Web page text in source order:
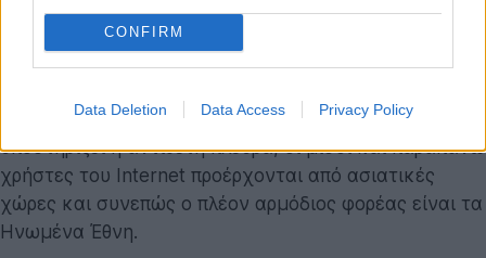
CONFIRM
Data Deletion Data Access Privacy Policy
Internet, οι ΗΠΑ ή τα Ηνωμένα Έθνη, δεν είναι
καινούριο και υφίσταται την τελευταία δεκαετία.
το "κλεισίμο" ιστοσελίδων (ICANN) αλλά όπως
υποστηρίζει η αντίθετη πλευρά, οι μισοί και παραπάνω
χρήστες του Internet προέρχονται από ασιατικές
χώρες και συνεπώς ο πλέον αρμόδιος φορέας είναι τα
Ηνωμένα Έθνη.